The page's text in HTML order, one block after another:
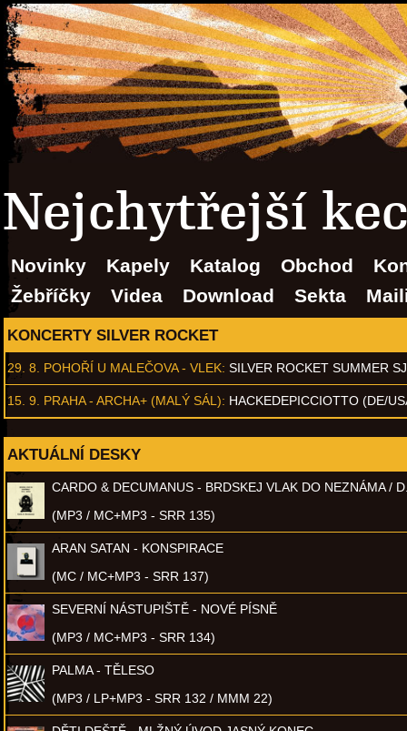
Nejchytřejší
Novinky Kapely Katalog Obchod
Žebříčky
Videa Download Sekta
KONCERTY SILVER ROCKET
29. 8. POHOŘÍ U MALEČOVA - VLEK: SILVER ROCKET SUMMER
15. 9. PRAHA - ARCHA+ (MALÝ SÁL): HACKEDEPICCIOTTO (DE/
AKTUÁLNÍ DESKY
CARDO & DECUMANUS - BRDSKEJ VLAK DO NEZNÁMA /
(MP3 / MC+MP3 - SRR 135)
ARAN SATAN - KONSPIRACE
(MC / MC+MP3 - SRR 137)
SEVERNÍ NÁSTUPIŠTĚ - NOVÉ PÍSNĚ
(MP3 / MC+MP3 - SRR 134)
PALMA - TĚLESO
(MP3 / LP+MP3 - SRR 132 / MMM 22)